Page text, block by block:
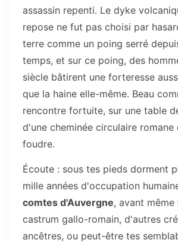
assassin repenti. Le dyke
repose ne fut pas choisi par
terre comme un poing serré
temps, et sur ce poing, des
siècle bâtirent une forteresse
que la haine elle-même. Beau
rencontre fortuite, sur une table
d'une cheminée circulaire romane
foudre.
Écoute : sous tes pieds dorment
mille années d'occupation
comtes d'Auvergne, avant
castrum gallo-romain, d'autres
ancêtres, ou peut-être tes